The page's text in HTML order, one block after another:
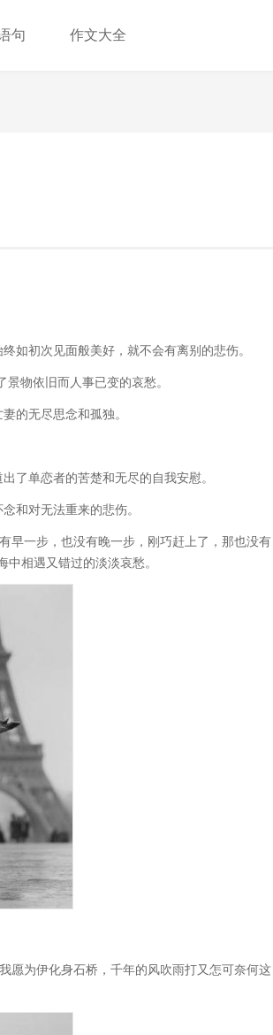
句 作文大全
如初次见面般美好，就不会有离别的悲伤。
物依旧而人事已变的哀愁。
的无尽思念和孤独。
了单恋者的苦楚和无尽的自我安慰。
和对无法重来的悲伤。
早一步，也没有晚一步，刚巧赶上了，那也没有
中相遇又错过的淡淡哀愁。
愿为伊化身石桥，千年的风吹雨打又怎可奈何这